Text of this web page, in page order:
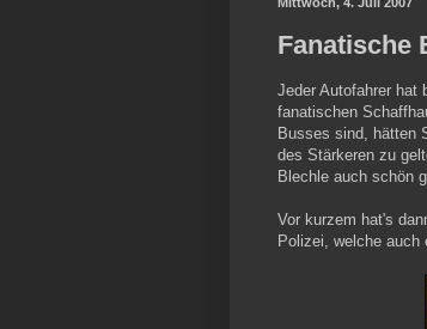
Fanatische
Jeder Autofahrer hat
fanatischen
Busses sind, hätten
des Stärkeren zu
Blechle auch schön
Vor kurzem hat's
Polizei, welche auch